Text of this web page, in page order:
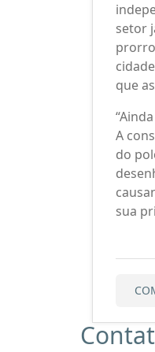
setor
que
A
do
sua